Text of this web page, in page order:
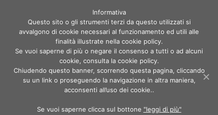
Liquidi lenti a contatto
Vita Research Regard Travel 100ml
Informativa
Questo sito o gli strumenti terzi da questo utilizzati si
avvalgono di cookie necessari al funzionamento ed utili alle
finalità illustrate nella cookie policy.
Se vuoi saperne di più o negare il consenso a tutti o ad alcuni
cookie, consulta la cookie policy.
Chiudendo questo banner, scorrendo questa pagina, cliccando
su un link o proseguendo la navigazione in altra maniera,
acconsenti all’uso dei cookie..
Se vuoi saperne clicca sul bottone "leggi di più"